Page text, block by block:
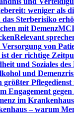
weniger als
Sterberisiko
mit Demenz
Relevant
von
ist der richtige
und Soziales
und
größter
Engagement
im
– warum